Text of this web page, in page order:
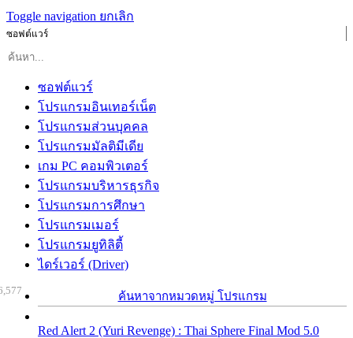
Toggle navigation ยกเลิก
ซอฟต์แวร์
ซอฟต์แวร์
โปรแกรมอินเทอร์เน็ต
โปรแกรมส่วนบุคคล
โปรแกรมมัลติมีเดีย
เกม PC คอมพิวเตอร์
โปรแกรมบริหารธุรกิจ
โปรแกรมการศึกษา
โปรแกรมเมอร์
โปรแกรมยูทิลิตี้
ไดร์เวอร์ (Driver)
ค้นหาจากหมวดหมู่ โปรแกรม
Red Alert 2 (Yuri Revenge) : Thai Sphere Final Mod 5.0